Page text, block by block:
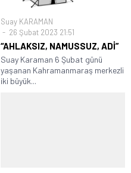
Suay KARAMAN
26 Şubat 2023 21:51
“AHLAKSIZ, NAMUSSUZ, ADİ”
Suay Karaman 6 Şubat günü
yaşanan Kahramanmaraş merkezli
iki büyük...